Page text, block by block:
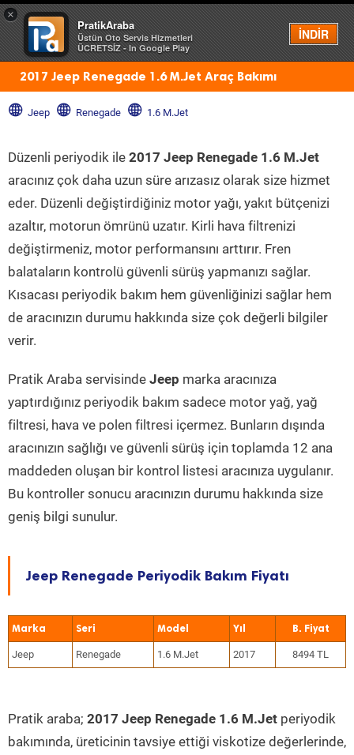
×
PratikAraba
Üstün Oto Servis Hizmetleri
ÜCRETSİZ - In Google Play
İNDİR
Menü
2017 Jeep Renegade 1.6 M.Jet Araç Bakımı
Jeep Renegade 1.6 M.Jet
Düzenli periyodik ile 2017 Jeep Renegade 1.6 M.Jet
aracınız çok daha uzun süre arızasız olarak size hizmet
eder. Düzenli değiştirdiğiniz motor yağı, yakıt bütçenizi
azaltır, motorun ömrünü uzatır. Kirli hava filtrenizi
değiştirmeniz, motor performansını arttırır. Fren
balataların kontrolü güvenli sürüş yapmanızı sağlar.
Kısacası periyodik bakım hem güvenliğinizi sağlar hem
de aracınızın durumu hakkında size çok değerli bilgiler
verir.
Pratik Araba servisinde Jeep marka aracınıza
yaptırdığınız periyodik bakım sadece motor yağ, yağ
filtresi, hava ve polen filtresi içermez. Bunların dışında
aracınızın sağlığı ve güvenli sürüş için toplamda 12 ana
maddeden oluşan bir kontrol listesi aracınıza uygulanır.
Bu kontroller sonucu aracınızın durumu hakkında size
geniş bilgi sunulur.
Jeep Renegade Periyodik Bakım Fiyatı
Marka Seri Model Yıl
Jeep Renegade 1.6 M.Jet 2017 8494 TL
Pratik araba; 2017 Jeep Renegade 1.6 M.Jet periyodik
bakımında, üreticinin tavsiye ettiği viskotize değerlerinde,